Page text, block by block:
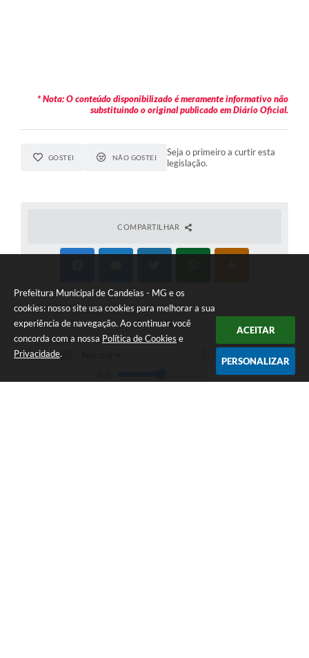
Prefeitura Municipal de Candeias - MG e os
cookies: nosso site usa cookies para melhorar a sua
experiência de navegação. Ao continuar você
concorda com a nossa Política de Cookies e
Privacidade.
ACEITAR
PERSONALIZAR
* Nota: O conteúdo disponibilizado é meramente informativo não
substituindo o original publicado em Diário Oficial.
GOSTEI NÃO GOSTEI
Seja o primeiro a curtir esta
legislação.
COMPARTILHAR